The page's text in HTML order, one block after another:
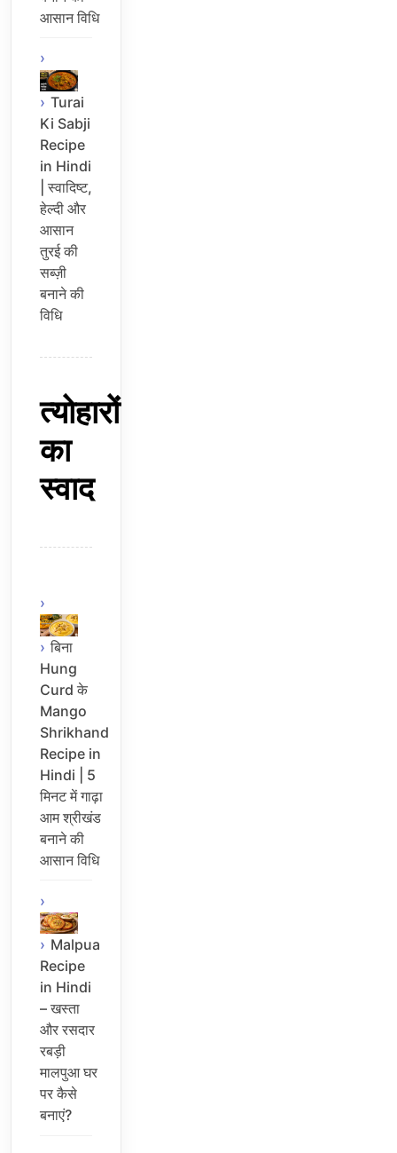
आसान विधि
Turai
Ki Sabji
Recipe
in Hindi
| स्वादिष्ट,
हेल्दी और
आसान
तुरई की
सब्ज़ी
बनाने की
विधि
त्योहारों
का
स्वाद
बिना
Hung
Curd के
Mango
Shrikhand
Recipe in
Hindi | 5
मिनट में गाढ़ा
आम श्रीखंड
बनाने की
आसान विधि
Malpua
Recipe
in Hindi
– खस्ता
और रसदार
रबड़ी
मालपुआ घर
पर कैसे
बनाएं?